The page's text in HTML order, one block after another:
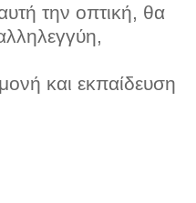
την οπτική, θα
και εκπαίδευση